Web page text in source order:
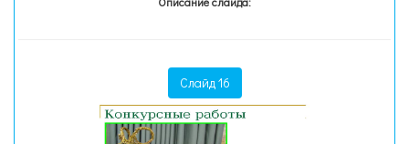
Слайд 16